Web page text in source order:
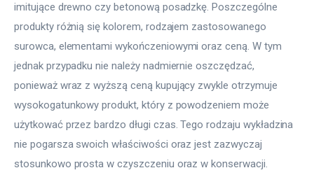
imitujące drewno czy betonową posadzkę. Poszczególne
produkty różnią się kolorem, rodzajem zastosowanego
surowca, elementami wykończeniowymi oraz ceną. W tym
jednak przypadku nie należy nadmiernie oszczędzać,
ponieważ wraz z wyższą ceną kupujący zwykle otrzymuje
wysokogatunkowy produkt, który z powodzeniem może
użytkować przez bardzo długi czas. Tego rodzaju wykładzina
nie pogarsza swoich właściwości oraz jest zazwyczaj
stosunkowo prosta w czyszczeniu oraz w konserwacji.